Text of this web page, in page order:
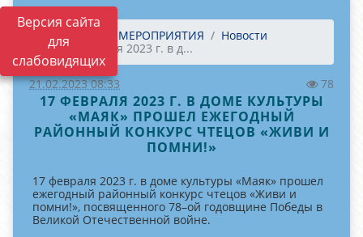
Версия сайта
для
слабовидящих
Главная МЕРОПРИЯТИЯ
Новости
17 февраля 2023 г. в д...
21.02.2023 08:33 78
17 ФЕВРАЛЯ 2023 Г. В ДОМЕ КУЛЬТУРЫ
«МАЯК» ПРОШЕЛ ЕЖЕГОДНЫЙ
РАЙОННЫЙ КОНКУРС ЧТЕЦОВ «ЖИВИ И
ПОМНИ!»
17 февраля 2023 г. в доме культуры «Маяк» прошел
ежегодный районный конкурс чтецов «Живи и
помни!», посвященного 78–ой годовщине Победы в
Великой Отечественной войне.